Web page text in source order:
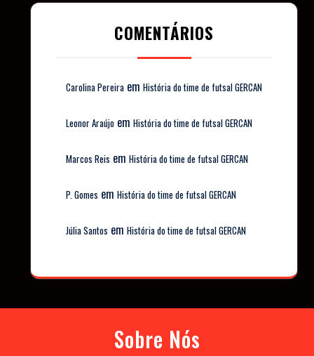
COMENTÁRIOS
Carolina Pereira em História do time de futsal GERCAN
Leonor Araújo em História do time de futsal GERCAN
Marcos Reis em História do time de futsal GERCAN
P. Gomes em História do time de futsal GERCAN
Júlia Santos em História do time de futsal GERCAN
Sobre Nós